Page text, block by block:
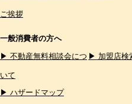
ご挨拶
一般消費者の方へ
▶ 不動産無料相談会につ
いて
▶ 加盟店検
▶ ハザードマップ